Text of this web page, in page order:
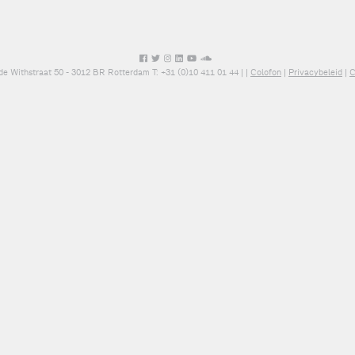
Withstraat 50 - 3012 BR Rotterdam T: +31 (0)10 411 01 44 | Colofon| Privacybeleid